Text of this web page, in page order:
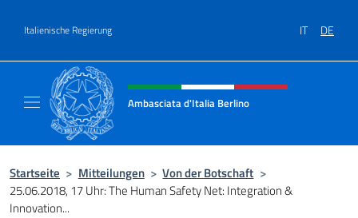
Italienische Regierung IT DE
Header-Site, Social und Menü
Ambasciata d'Italia Berlino
Startseite > Mitteilungen > Von der Botschaft >
25.06.2018, 17 Uhr: The Human Safety Net: Integration &
Innovation...